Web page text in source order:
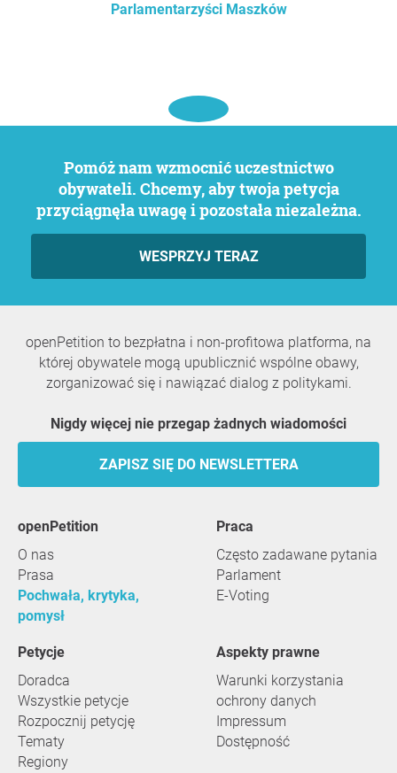
Parlamentarzyści Maszków
Pomóż nam wzmocnić uczestnictwo
obywateli. Chcemy, aby twoja petycja
przyciągnęła uwagę i pozostała niezależna.
WESPRZYJ TERAZ
openPetition to bezpłatna i non-profitowa platforma, na
której obywatele mogą upublicznić wspólne obawy,
zorganizować się i nawiązać dialog z politykami.
Nigdy więcej nie przegap żadnych wiadomości
ZAPISZ SIĘ DO NEWSLETTERA
openPetition
O nas
Prasa
Pochwała, krytyka,
pomysł
praca
Często zadawane pytania
Parlament
E-Voting
Petycje
Doradca
Wszystkie petycje
Rozpocznij petycję
Tematy
Regiony
Aspekty prawne
Warunki korzystania
ochrony danych
Impressum
Dostępność